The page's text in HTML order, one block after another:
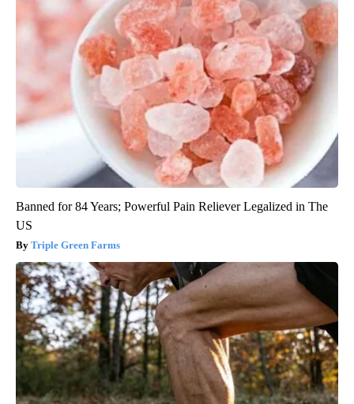
Banned for 84 Years; Powerful Pain Reliever Legalized in The
US
Triple Green Farms